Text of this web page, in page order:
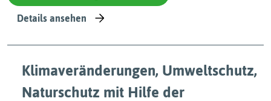
Details ansehen
Klimaveränderungen, Umweltschutz,
Naturschutz mit Hilfe der